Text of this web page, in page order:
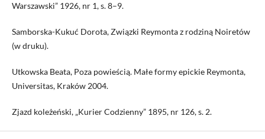
Warszawski” 1926, nr 1, s. 8–9.
Samborska-Kukuć Dorota, Związki Reymonta z rodziną Noiretów
(w druku).
Utkowska Beata, Poza powieścią. Małe formy epickie Reymonta,
Universitas, Kraków 2004.
Zjazd koleżeński, „Kurier Codzienny” 1895, nr 126, s. 2.